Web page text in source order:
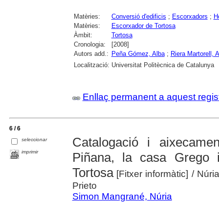
Matèries: Conversió d'edificis ; Escorxadors ;
Matèries:
Escorxador de Tortosa
Àmbit:
Tortosa
Cronologia:
[2008]
Autors add.: Peña Gómez, Alba; Riera Martorell,
Localització: Universitat Politècnica de Catalunya
Enllaç permanent a aquest
6 / 6
seleccionar
imprimir
Catalogació i
Piñana, la casa Grego
Tortosa[Fitxer informàtic] /
Prieto
Simon Mangrané, Núria